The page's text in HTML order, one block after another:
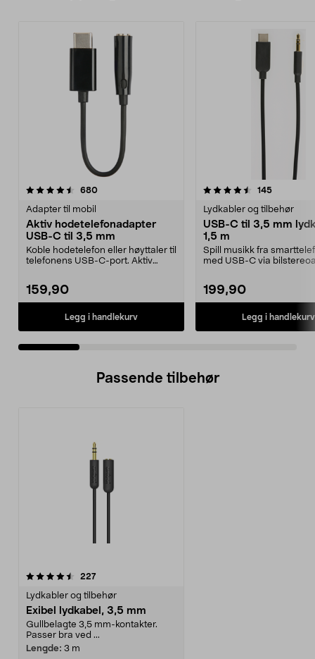
680anmeldelser
Adapter til mobil
Aktiv hodetelefonadapter
USB-C til 3,5 mm
Koble hodetelefon eller høyttaler til
telefonens USB-C-port. Aktiv
159,90
Legg i handlekurv
4.5 av 5 stjerner 145
Lydkabler og tilbehør
USB-C til 3,5 mm
1,5 m
Spill musikk fra
med USB-C via
199,90
Legg i handlekurv
4.0 av 5 stjerner
Passende tilbehør
227anmeldelser
Lydkabler og tilbehør
Exibel lydkabel, 3,5 mm
Gullbelagte 3,5 mm-kontakter.
Passer bra ved ...
Lengde: 3 m